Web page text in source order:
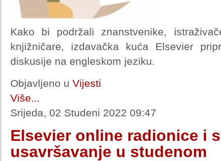
Kako bi podržali znanstvenike,
knjižničare, izdavačka kuća Elsevier
diskusije na engleskom jeziku.
Objavljeno u Vijesti
Više...
Srijeda, 02 Studeni 2022 09:47
Elsevier online radionice i
usavršavanje u studenom